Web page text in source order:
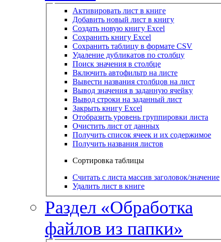
Активировать лист в книге
Добавить новый лист в книгу
Создать новую книгу Excel
Сохранить книгу Excel
Сохранить таблицу в формате CSV
Удаление дубликатов по столбцу
Поиск значения в столбце
Включить автофильтр на листе
Вывести названия столбцов на лист
Вывод значения в заданную ячейку
Вывод строки на заданный лист
Закрыть книгу Excel
Отобразить уровень группировки листа
Очистить лист от данных
Получить список ячеек и их содержимое
Получить названия листов
Сортировка таблицы
Считать с листа массив заголовок/значение
Удалить лист в книге
Раздел «Обработка
файлов из папки»